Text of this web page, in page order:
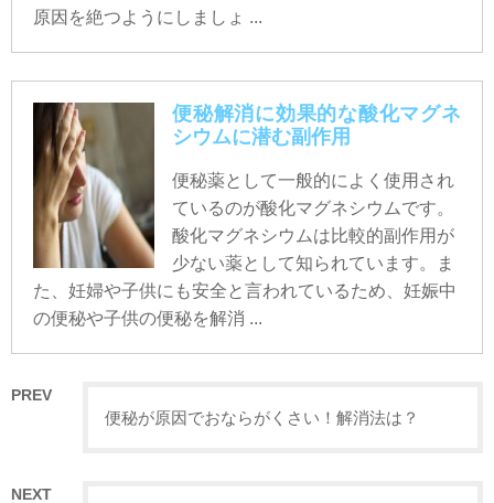
原因を絶つようにしましょ ...
便秘解消に効果的な酸化マグネ
シウムに潜む副作用
便秘薬として一般的によく使用され
ているのが酸化マグネシウムです。
酸化マグネシウムは比較的副作用が
少ない薬として知られています。ま
た、妊婦や子供にも安全と言われているため、妊娠中
の便秘や子供の便秘を解消 ...
PREV
便秘が原因でおならがくさい！解消法は？
NEXT